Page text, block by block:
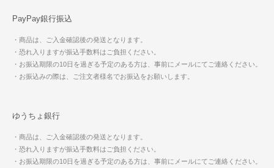
PayPay銀行振込
・商品は、ご入金確認後の発送となります。
・恐れ入りますが振込手数料はご負担ください。
・お振込期限の10日を過ぎる予定のある方は、事前にメールにてご連絡ください。
・お振込みの際は、ご注文者様名でお振込をお願いします。
ゆうちょ銀行
・商品は、ご入金確認後の発送となります。
・恐れ入りますが振込手数料はご負担ください。
・お振込期限の10日を過ぎる予定のある方は、事前にメールにてご連絡ください。